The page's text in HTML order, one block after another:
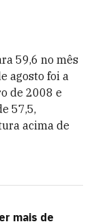
59,6 no mês
agosto foi a
de 2008 e
57,5,
acima de
mais de